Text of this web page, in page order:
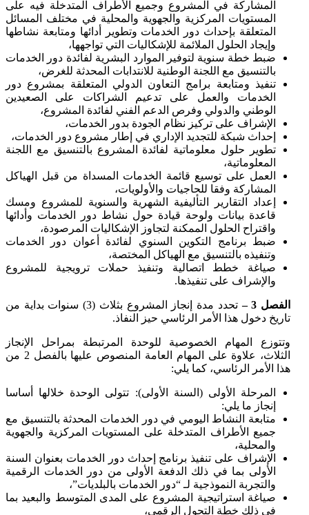
المشاركة في المشروع وجميع الأطراف المتدخلة فيه على
المستويات المركزية والجهوية والمحلية في مختلف المسائل
المتعلقة بإحداث دور الخدمات وتطوير أدائها ومتابعة نشاطها
وإيجاد الحلول الملائمة للإشكاليات التي تواجهها،
ضبط خطة سنوية لتوفير الموارد البشرية لفائدة دور الخدمات
بالتنسيق مع اللجنة الوطنية للانتدابات المحدثة للغرض،
تنفيذ ومتابعة برامج التعاون الدولي المتعلقة بمشروع دور
الخدمات والعمل على تدعيم الشراكات على الصعيدين
الوطني والدولي وفرص الدعم الفني لفائدة المشروع،
الإشراف على تركيز نظام الجودة بدور الخدمات،
إحداث شبكة للتجديد الإداري في إطار مشروع دور الخدمات،
تطوير حلول معلوماتية لفائدة المشروع بالتنسيق مع اللجنة
المعلوماتية،
العمل على توسيع قائمة الخدمات المسداة من قبل الهياكل
المشاركة وفقا للحاجيات والأولويات،
إعداد التقارير التأليفية الشهرية والسنوية للمشروع ومسك
قاعدة بيانات ولوحة قيادة حول نشاط دور الخدمات وأدائها
واقتراح الحلول الممكنة لتجاوز الإشكاليات المرصودة،
ضبط برنامج التكوين السنوي لفائدة أعوان دور الخدمات
وتنفيذه بالتنسيق مع الهياكل المختصة،
صياغة خطط اتصالية وتنفيذ حملات ترويجية للمشروع
والإشراف على تنفيذها.
الفصل 3 –
تحدد مدة إنجاز المشروع بثلاث (3) سنوات بداية من
تاريخ دخول هذا الأمر الرئاسي حيز النفاذ.
وتتوزع المهام الخصوصية للوحدة المرتبطة بمراحل الإنجاز
الثلاث، علاوة على المهام العامة المنصوص عليها بالفصل 2 من
هذا الأمر الرئاسي، كما يلي:
المرحلة الأولى (السنة الأولى): تتولى الوحدة خلالها أساسا
إنجاز ما يلي:
متابعة النشاط اليومي في دور الخدمات المحدثة بالتنسيق مع
جميع الأطراف المتدخلة على المستويات المركزية والجهوية
والمحلية،
الإشراف على تنفيذ برنامج إحداث دور الخدمات بعنوان السنة
الأولى بما في ذلك الدفعة الأولى من دور الخدمات الرقمية
والتجربة النموذجية لـ “دور الخدمات بالبلديات”،
صياغة استراتيجية المشروع على المدى المتوسط والبعيد بما
في ذلك خطة التحول الرقمي،